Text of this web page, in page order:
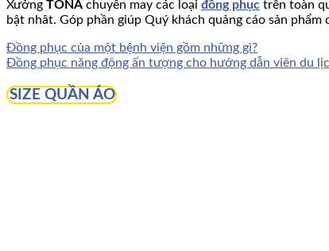
Xưởng TONA chuyên may các loại đồng phục trên toàn
bật nhât. Góp phần giúp Quý khách quảng cáo sản
Đồng phục của một bệnh viện gồm những gì?
Đồng phục năng động ấn tượng cho hướng dẫn viên du
SIZE QUẦN ÁO